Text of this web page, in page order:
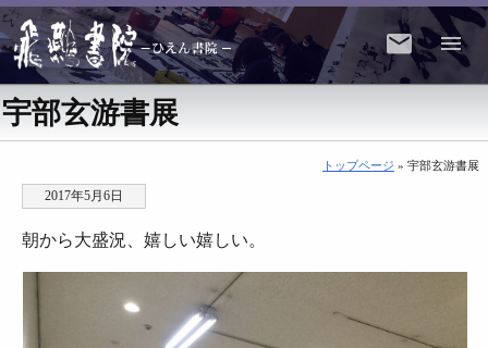
宇部玄游書展
トップページ » 宇部玄游書展
2017年5月6日
朝から大盛況、嬉しい嬉しい。